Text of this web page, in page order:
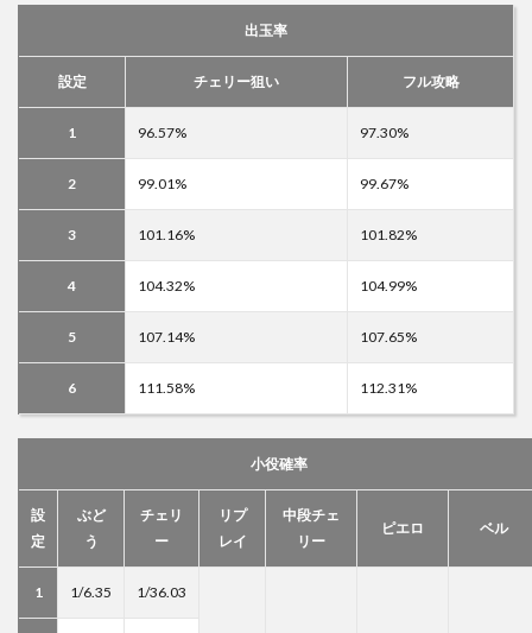
出玉率
設定 チェリー狙い フル攻略
1 96.57% 97.30%
2 99.01% 99.67%
3 101.16% 101.82%
4 104.32% 104.99%
5 107.14% 107.65%
6 111.58% 112.31%
小役確率
設
定
ぶど
う
チェリ
ー
リプ
レイ
中段チェ
リー
ピエロ ベル
1 1/6.35 1/36.03